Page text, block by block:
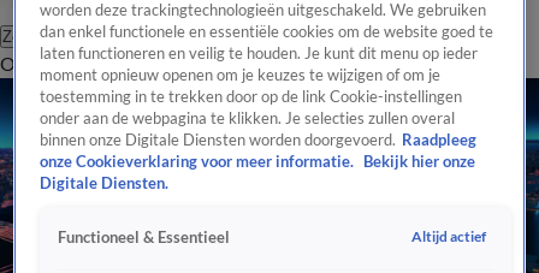
Zoeken
OverzichtRegioUitzendingenWeerTip de redactiePanelVideo's
worden deze trackingtechnologieën uitgeschakeld. We gebruiken
dan enkel functionele en essentiële cookies om de website goed te
laten functioneren en veilig te houden. Je kunt dit menu op ieder
moment opnieuw openen om je keuzes te wijzigen of om je
toestemming in te trekken door op de link Cookie-instellingen
onder aan de webpagina te klikken. Je selecties zullen overal
binnen onze Digitale Diensten worden doorgevoerd. Raadpleeg
onze Cookieverklaring voor meer informatie.
Bekijk hier onze
Digitale Diensten.
Functioneel & Essentieel Altijd actief